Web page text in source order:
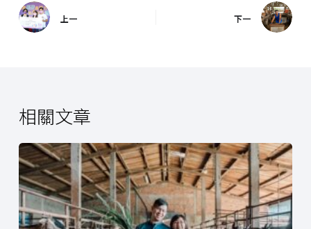
上一 下一
相關文章